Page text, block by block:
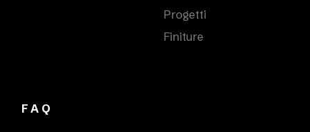
Progetti
Finiture
FAQ